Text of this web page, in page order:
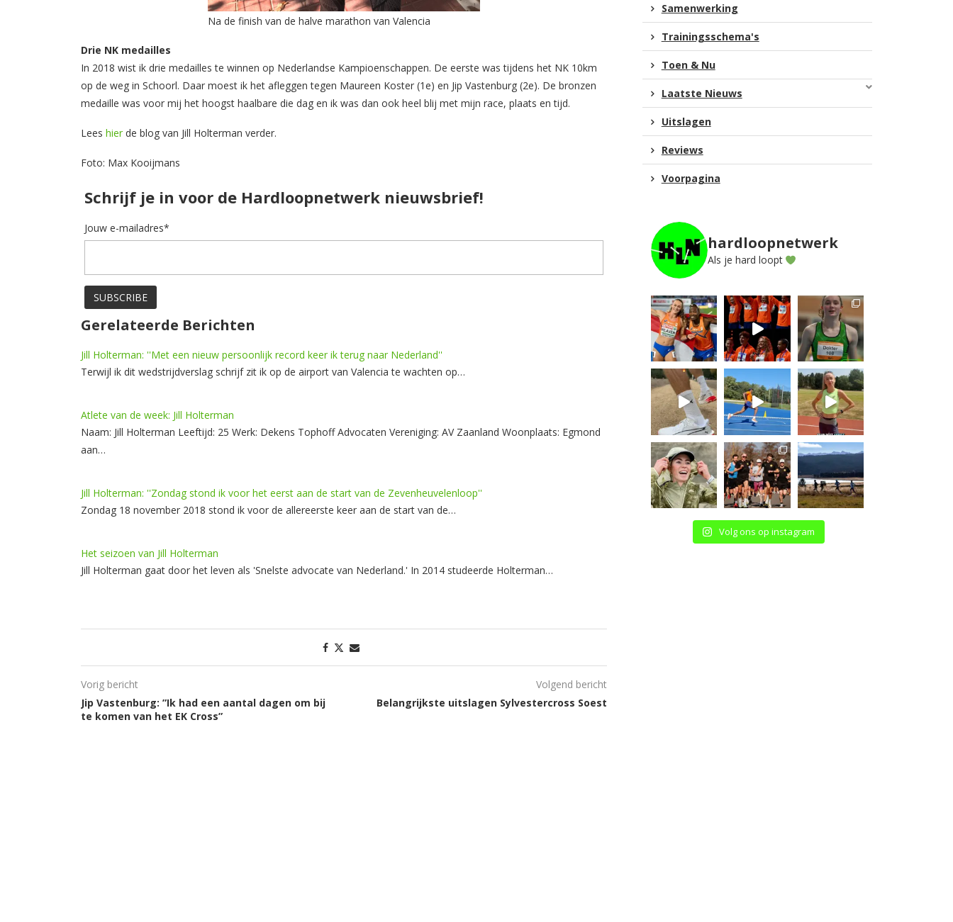
Na de finish van de halve marathon van Valencia
Drie NK medailles
In 2018 wist ik drie medailles te winnen op Nederlandse Kampioenschappen. De eerste was tijdens het NK 10km
op de weg in Schoorl. Daar moest ik het afleggen tegen Maureen Koster (1e) en Jip Vastenburg (2e). De bronzen
medaille was voor mij het hoogst haalbare die dag en ik was dan ook heel blij met mijn race, plaats en tijd.
Lees hier de blog van Jill Holterman verder.
Foto: Max Kooijmans
Schrijf je in voor de Hardloopnetwerk nieuwsbrief!
Jouw e-mailadres*
Gerelateerde Berichten
Jill Holterman: ''Met een nieuw persoonlijk record keer ik terug naar Nederland''
Terwijl ik dit wedstrijdverslag schrijf zit ik op de airport van Valencia te wachten op…
Atlete van de week: Jill Holterman
Naam: Jill Holterman Leeftijd: 25 Werk: Dekens Tophoff Advocaten Vereniging: AV Zaanland Woonplaats: Egmond
aan…
Jill Holterman: ''Zondag stond ik voor het eerst aan de start van de Zevenheuvelenloop''
Zondag 18 november 2018 stond ik voor de allereerste keer aan de start van de…
Het seizoen van Jill Holterman
Jill Holterman gaat door het leven als 'Snelste advocate van Nederland.' In 2014 studeerde Holterman…
Vorig bericht
Jip Vastenburg: ”Ik had een aantal dagen om bij
te komen van het EK Cross”
Volgend bericht
Belangrijkste uitslagen Sylvestercross Soest
Samenwerking
Trainingsschema's
Toen & Nu
Laatste Nieuws
Uitslagen
Reviews
Voorpagina
hardloopnetwerk
Als je hard loopt
Volg ons op instagram